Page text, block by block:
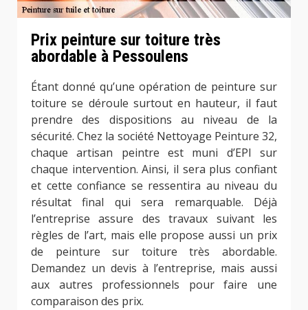
Prix peinture sur toiture très
abordable à Pessoulens
Étant donné qu’une opération de peinture sur
toiture se déroule surtout en hauteur, il faut
prendre des dispositions au niveau de la
sécurité. Chez la société Nettoyage Peinture 32,
chaque artisan peintre est muni d’EPI sur
chaque intervention. Ainsi, il sera plus confiant
et cette confiance se ressentira au niveau du
résultat final qui sera remarquable. Déjà
l’entreprise assure des travaux suivant les
règles de l’art, mais elle propose aussi un prix
de peinture sur toiture très abordable.
Demandez un devis à l’entreprise, mais aussi
aux autres professionnels pour faire une
comparaison des prix.